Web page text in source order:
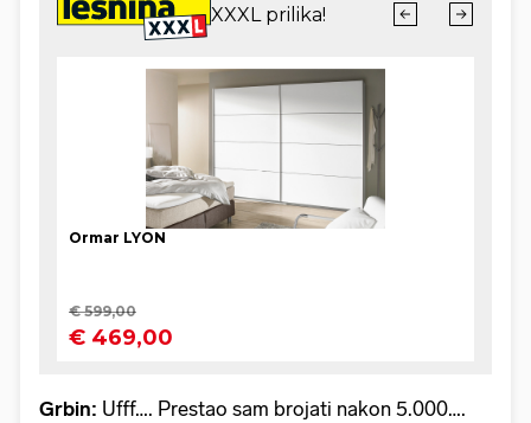
Grbin: Ufff…. Prestao sam brojati nakon 5.000….